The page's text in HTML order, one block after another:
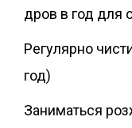
дров в год для
Регулярно
год)
Заниматься